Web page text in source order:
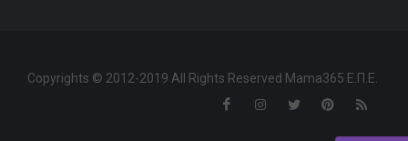
Copyrights © 2012-2019 All Rights Reserved Mama365 Ε.Π.Ε.